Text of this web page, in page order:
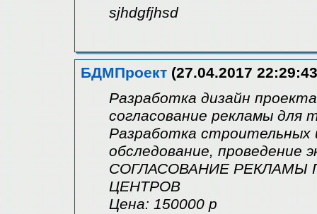
sjhdgfjhsd
БДМПроект (27.04.2017
Разработка дизайн
согласование рекламы для
Разработка строительных
обследование, проведение
СОГЛАСОВАНИЕ РЕКЛАМЫ
ЦЕНТРОВ
Цена: 150000 р